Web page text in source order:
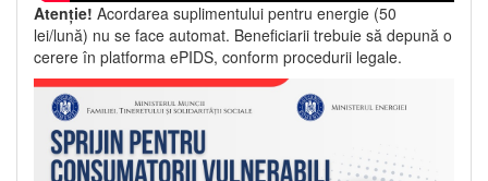
Atenție! Acordarea suplimentului pentru energie (50
lei/lună) nu se face automat. Beneficiarii trebuie să depună o
cerere în platforma ePIDS, conform procedurii legale.